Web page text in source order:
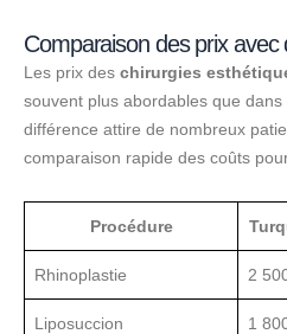
Comparaison des prix avec
Les prix des chirurgies
souvent plus abordables que dans
différence attire de nombreux
comparaison rapide des coûts
Procédure
Rhinoplastie 2
Liposuccion 1